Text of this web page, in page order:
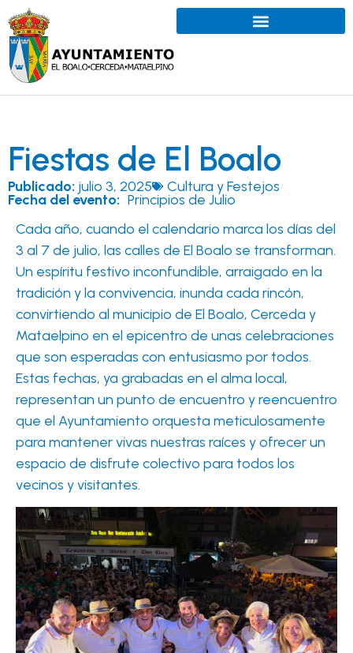
Fiestas de El Boalo
Publicado: julio 3, 2025 Cultura y Festejos
Fecha del evento: Principios de Julio
Cada año, cuando el calendario marca los días del
3 al 7 de julio, las calles de El Boalo se transforman.
Un espíritu festivo inconfundible, arraigado en la
tradición y la convivencia, inunda cada rincón,
convirtiendo al municipio de El Boalo, Cerceda y
Mataelpino en el epicentro de unas celebraciones
que son esperadas con entusiasmo por todos.
Estas fechas, ya grabadas en el alma local,
representan un punto de encuentro y reencuentro
que el Ayuntamiento orquesta meticulosamente
para mantener vivas nuestras raíces y ofrecer un
espacio de disfrute colectivo para todos los
vecinos y visitantes.